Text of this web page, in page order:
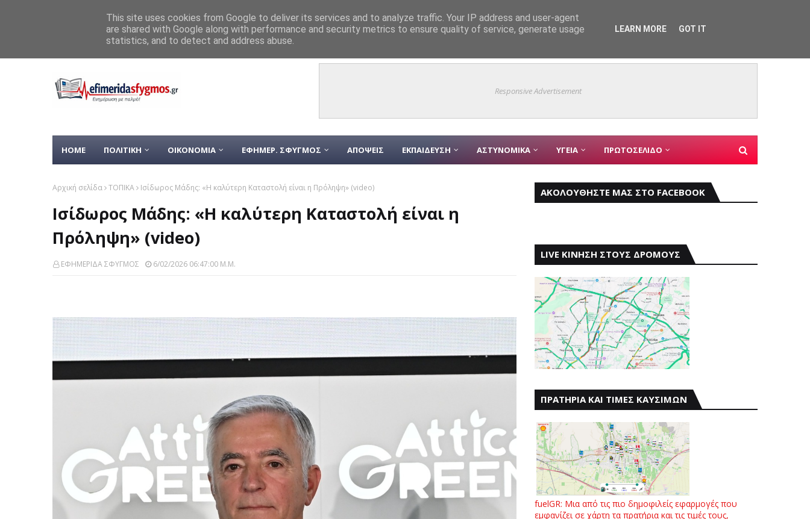
ΡΟΗ ΕΙΔΗΣΕΩΝ
Mυστράς: «Φρούριο» το Kλειστό ξενοδοχείο που έκρυβε το πτώμα – Aλυσίδες, Kάμερες και Aπαγορεύσεις ΑΣΤΥΝΟΜΙΚΑ
«Τουρισμός για Όλους 2026-2027»: Άνοιξε η πλατφόρμα για τις αιτήσεις – Όλα όσα πρέπει να γνωρίζετε ΚΥΡΙΑ ΘΕΜΑΤΑ
Responsive Advertisement
HOME ΠΟΛΙΤΙΚΗ ΟΙΚΟΝΟΜΙΑ ΕΦΗΜΕΡ. ΣΦΥΓΜΟΣ ΑΠΟΨΕΙΣ ΕΚΠΑΙΔΕΥΣΗ ΑΣΤΥΝΟΜΙΚΑ ΥΓΕΙΑ ΠΡΩΤΟΣΕΛΙΔΟ
Αρχική σελίδα ΤΟΠΙΚΑ Ισίδωρος Μάδης: «Η καλύτερη Καταστολή είναι η Πρόληψη» (video)
Ισίδωρος Μάδης: «Η καλύτερη Καταστολή είναι η
Πρόληψη» (video)
ΕΦΗΜΕΡΙΔΑ ΣΦΥΓΜΟΣ 6/02/2026 06:47:00 Μ.μ.
ΑΚΟΛΟΥΘΗΣΤΕ ΜΑΣ ΣΤΟ FACEBOOK
LIVE ΚΙΝΗΣΗ ΣΤΟΥΣ ΔΡΟΜΟΥΣ
ΠΡΑΤΗΡΙΑ ΚΑΙ ΤΙΜΕΣ ΚΑΥΣΙΜΩΝ
fuelGR: Μια από τις πιο δημοφιλείς εφαρμογές που
εμφανίζει σε χάρτη τα πρατήρια και τις τιμές τους,
This site uses cookies from Google to deliver its services and to analyze traffic. Your IP address and user-agent
are shared with Google along with performance and security metrics to ensure quality of service, generate usage
statistics, and to detect and address abuse.
LEARN MORE GOT IT